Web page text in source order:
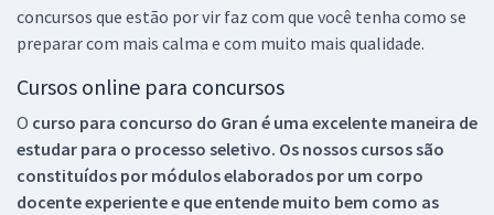
concursos que estão por vir faz com que você tenha como se
preparar com mais calma e com muito mais qualidade.
Cursos online para concursos
O curso para concurso do Gran é uma excelente maneira de
estudar para o processo seletivo. Os nossos cursos são
constituídos por módulos elaborados por um corpo
docente experiente e que entende muito bem como as